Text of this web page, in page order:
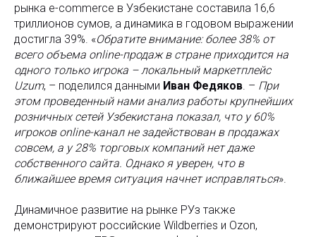
рынка e-commerce в Узбекистане составила 16,6
триллионов сумов, а динамика в годовом выражении
достигла 39%. «Обратите внимание: более 38% от
всего объема online-продаж в стране приходится на
одного только игрока – локальный маркетплейс
Uzum, – поделился данными Иван Федяков . – При
этом проведенный нами анализ работы крупнейших
розничных сетей Узбекистана показал, что у 60%
игроков online-канал не задействован в продажах
совсем, а у 28% торговых компаний нет даже
собственного сайта. Однако я уверен, что в
ближайшее время ситуация начнет исправляться».
Динамичное развитие на рынке РУз также
демонстрируют российские Wildberries и Ozon,